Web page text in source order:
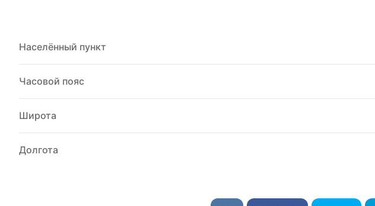
Населённый пункт
Часовой пояс
Широта
Долгота